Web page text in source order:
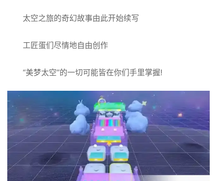
太空之旅的奇幻故事由此开始续写
工匠蛋们尽情地自由创作
“美梦太空”的一切可能皆在你们手里掌握!